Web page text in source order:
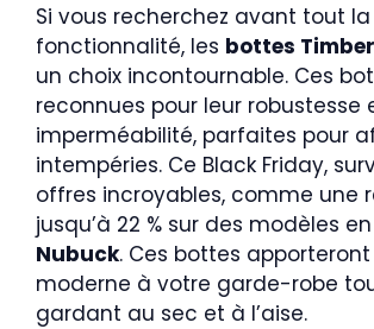
Si vous recherchez avant tout la
fonctionnalité, les bottes
un choix incontournable. Ces
reconnues pour leur robustesse
imperméabilité, parfaites pour
intempéries. Ce Black Friday,
offres incroyables, comme une
jusqu’à 22 % sur des modèles
Nubuck. Ces bottes
moderne à votre garde-robe
gardant au sec et à l’aise.